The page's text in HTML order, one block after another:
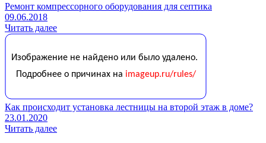
Ремонт компрессорного оборудования для септика
09.06.2018
Читать далее
Как происходит установка лестницы на второй этаж в доме?
23.01.2020
Читать далее